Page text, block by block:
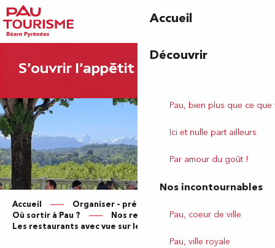
Aller
au
contenu
Accueil
Découvrir
Pau, bien plus que ce
Ici et nulle part ailleurs
Par amour du goût !
Nos incontournables
Pau, coeur de ville
Pau, ville royale
S'ouvrir l'appétit et la vue !
Accueil
Organiser – préparer votre séjour
Où sortir à Pau ?
Nos restaurants
Les restaurants avec vue sur les Pyrénées